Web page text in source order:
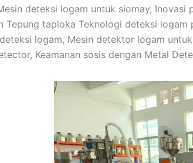
deteksi logam untuk siomay, Inovasi
Tepung tapioka Teknologi deteksi
logam, Mesin detektor logam
Keamanan sosis dengan Metal